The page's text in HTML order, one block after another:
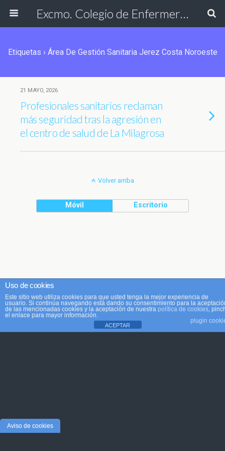
Excmo. Colegio de Enfermería de Cádiz
Etiquetas › Área De Gestión Sanitaria Jerez Costa Noroeste
21 MAYO, 2026
Profesionales sanitarios reclaman
más seguridad tras la agresión en
el centro de salud de La Milagrosa
Volver arriba
Móvil Escritorio
Uso de cookies
Este sitio web utiliza cookies para que usted tenga la mejor experiencia de
usuario. Si continúa navegando está dando su consentimiento para la
de las mencionadas cookies y la aceptación de nuestra política de cookies,
el enlace para mayor información.
plugin
ACEPTAR
Aviso de cookies